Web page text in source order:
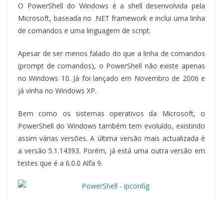
O PowerShell do Windows é a shell desenvolvida pela
Microsoft, baseada no .NET framework e inclui uma linha
de comandos e uma linguagem de script.
Apesar de ser menos falado do que a linha de comandos
(prompt de comandos), o PowerShell não existe apenas
no Windows 10. Já foi lançado em Novembro de 2006 e
já vinha no Windows XP.
Bem como os sistemas operativos da Microsoft, o
PowerShell do Windows também tem evoluído, existindo
assim várias versões. A última versão mais actualizada é
a versão 5.1.14393. Porém, já está uma outra versão em
testes que é a 6.0.0 Alfa 9.